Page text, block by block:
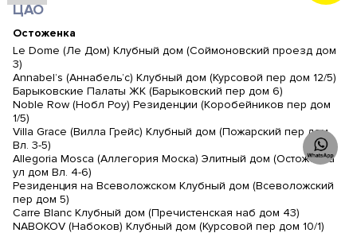
ЦАО
Остоженка
Le Dome (Ле Дом) Клубный дом (Соймоновский проезд дом
3)
Annabel’s (Аннабель’с) Клубный дом (Курсовой пер дом 12/5)
Барыковские Палаты ЖК (Барыковский пер дом 6)
Noble Row (Нобл Роу) Резиденции (Коробейников пер дом
1/5)
Villa Grace (Вилла Грейс) Клубный дом (Пожарский пер дом
Вл. 3-5)
Allegoria Mosca (Аллегория Моска) Элитный дом (Остоженка
ул дом Вл. 4-6)
Резиденция на Всеволожском Клубный дом (Всеволожский
пер дом 5)
Carre Blanc Клубный дом (Пречистенская наб дом 43)
NABOKOV (Набоков) Клубный дом (Курсовой пер дом 10/1)